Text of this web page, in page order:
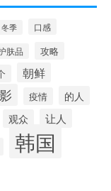
冬季 口感
肤品 攻略
朝鲜
疫情 的人
观众 让人
韩国